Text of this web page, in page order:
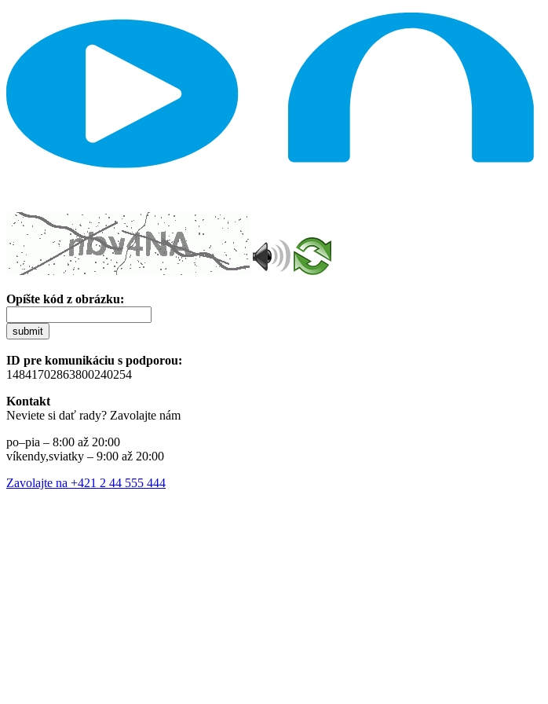
Opíšte kód z obrázku:
submit
ID pre komunikáciu s podporou:
14841702863800240254
Kontakt
Neviete si dať rady? Zavolajte nám
po–pia – 8:00 až 20:00
víkendy,sviatky – 9:00 až 20:00
Zavolajte na +421 2 44 555 444